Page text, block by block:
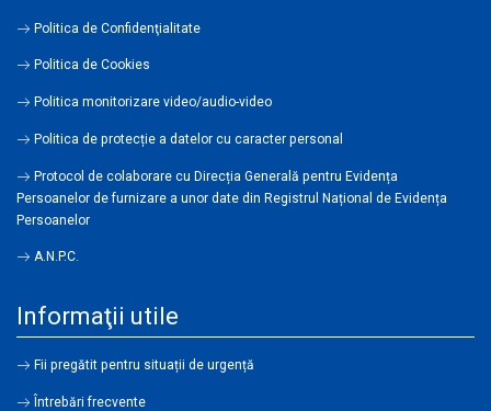
Politica de Confidenţialitate
Politica de Cookies
Politica monitorizare video/audio-video
Politica de protecție a datelor cu caracter personal
Protocol de colaborare cu Direcția Generală pentru Evidența
Persoanelor de furnizare a unor date din Registrul Național de Evidența
Persoanelor
A.N.P.C.
Informaţii utile
Fii pregătit pentru situații de urgență
Întrebări frecvente